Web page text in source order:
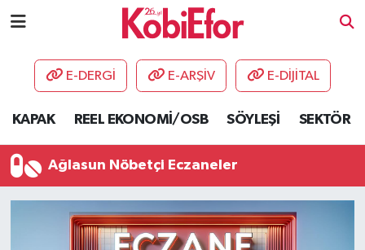
E-DERGİ E-ARŞİV E-DİJİTAL
KAPAK REEL EKONOMİ/OSB SÖYLEŞİ SEKTÖR
Ağlasun Nöbetçi Eczaneler
AKADEMİ
DESTEK-TEŞVİK
ETKİNLİK
GÜNCEL